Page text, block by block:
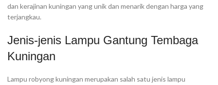
dan kerajinan kuningan yang unik dan menarik dengan harga yang
terjangkau.
Jenis-jenis Lampu Gantung Tembaga
Kuningan
Lampu robyong kuningan merupakan salah satu jenis lampu